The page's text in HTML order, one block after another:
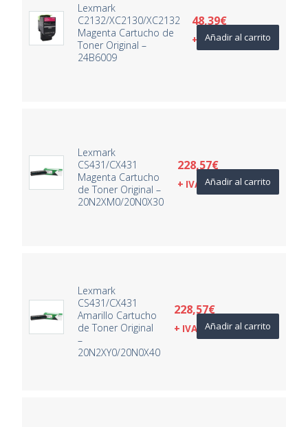
Lexmark
C2132/XC2130/XC2132
Magenta Cartucho de
Toner Original –
24B6009
48,39€
+ IVAAñadir al carrito
Lexmark
CS431/CX431
Magenta Cartucho
de Toner Original –
20N2XM0/20N0X30
228,57€
+ IVA Añadir al carrito
Lexmark
CS431/CX431
Amarillo Cartucho
de Toner Original
–
20N2XY0/20N0X40
228,57€
+ IVA Añadir al carrito